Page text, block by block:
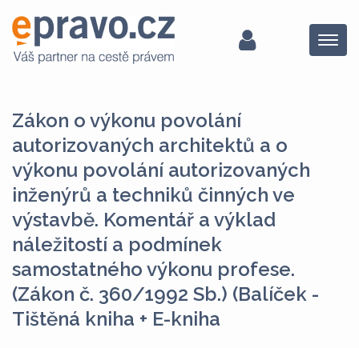
Menu
Zákon o výkonu povolání
autorizovaných architektů a o
výkonu povolání autorizovaných
inženýrů a techniků činných ve
výstavbě. Komentář a výklad
náležitostí a podmínek
samostatného výkonu profese.
(Zákon č. 360/1992 Sb.) (Balíček -
Tištěná kniha + E-kniha